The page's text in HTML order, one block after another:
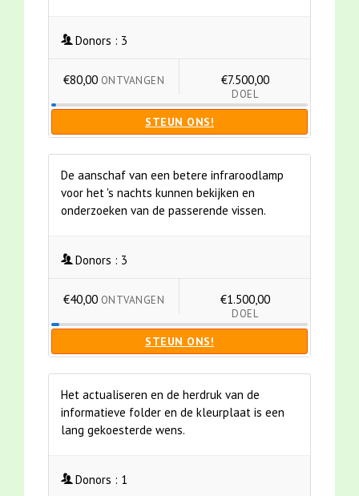
Donors : 3
€80,00 ONTVANGEN €7.500,00
DOEL
STEUN ONS!
De aanschaf van een betere infraroodlamp
voor het 's nachts kunnen bekijken en
onderzoeken van de passerende vissen.
Donors : 3
€40,00 ONTVANGEN €1.500,00
DOEL
STEUN ONS!
Het actualiseren en de herdruk van de
informatieve folder en de kleurplaat is een
lang gekoesterde wens.
Donors : 1